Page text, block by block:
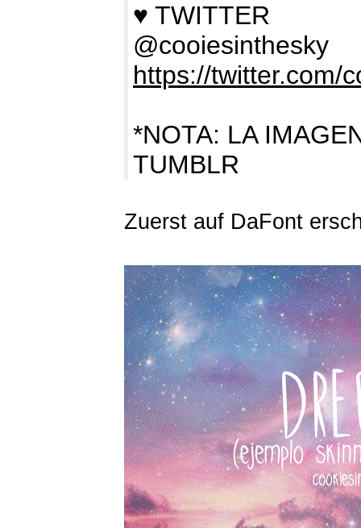
♥ TWITTER
@cooiesinthesky
https://twitter.com/
*NOTA: LA
TUMBLR
Zuerst auf DaFont